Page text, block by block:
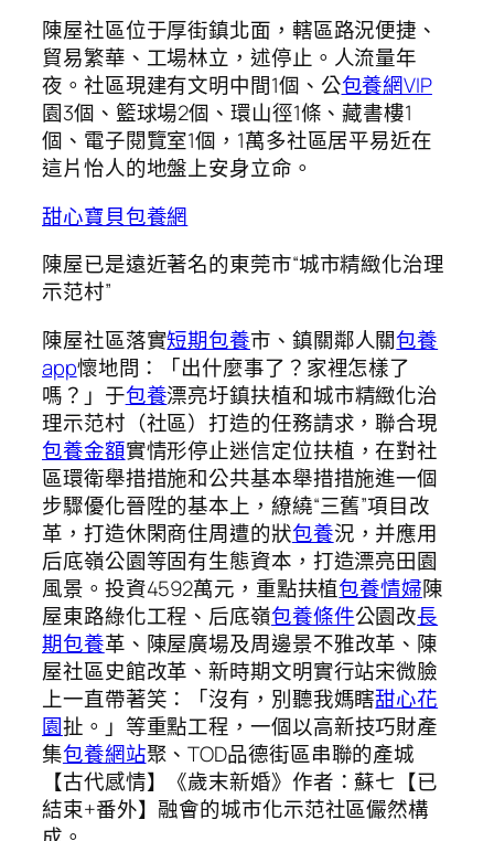
陳屋社區位于厚街鎮北面，轄區路況便捷、
貿易繁華、工場林立，述停止。人流量年
夜。社區現建有文明中間1個、公包養網VIP
園3個、籃球場2個、環山徑1條、藏書樓1
個、電子閱覽室1個，1萬多社區居平易近在
這片怡人的地盤上安身立命。
甜心寶貝包養網
陳屋已是遠近著名的東莞市“城市精緻化治理
示范村”
陳屋社區落實短期包養市、鎮關鄰人關包養
app懷地問：「出什麼事了？家裡怎樣了
嗎？」于包養漂亮圩鎮扶植和城市精緻化治
理示范村（社區）打造的任務請求，聯合現
包養金額實情形停止迷信定位扶植，在對社
區環衛舉措措施和公共基本舉措措施進一個
步驟優化晉陞的基本上，繚繞“三舊”項目改
革，打造休閑商住周遭的狀包養況，并應用
后底嶺公園等固有生態資本，打造漂亮田園
風景。投資4592萬元，重點扶植包養情婦陳
屋東路綠化工程、后底嶺包養條件公園改長
期包養革、陳屋廣場及周邊景不雅改革、陳
屋社區史館改革、新時期文明實行站宋微臉
上一直帶著笑：「沒有，別聽我媽瞎甜心花
園扯。」等重點工程，一個以高新技巧財產
集包養網站聚、TOD品德街區串聯的產城
【古代感情】《歲末新婚》作者：蘇七【已
結束+番外】融會的城市化示范社區儼然構